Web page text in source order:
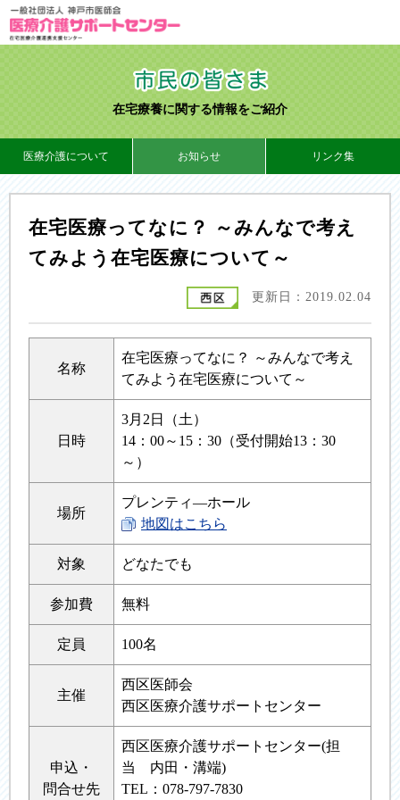
在宅療養に関する情報をご紹介
医療介護について お知らせ リンク集
在宅医療ってなに？ ～みんなで考え
てみよう在宅医療について～
更新日：2019.02.04
名称
在宅医療ってなに？ ～みんなで考え
てみよう在宅医療について～
日時
3月2日（土）
14：00～15：30（受付開始13：30
～）
場所
プレンティ―ホール
地図はこちら
対象 どなたでも
参加費 無料
定員 100名
主催
西区医師会
西区医療介護サポートセンター
申込・
問合せ先
西区医療介護サポートセンター(担
当 内田・溝端)
TEL：078-797-7830